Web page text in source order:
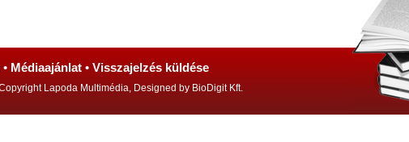
• Médiaajánlat • Visszajelzés küldése
Lapoda Multimédia, Designed by BioDigit Kft.